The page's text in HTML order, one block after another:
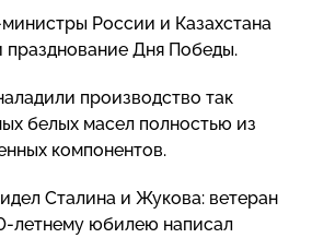
России и Казахстана
празднование Дня Победы.
производство так
белых масел полностью из
компонентов.
Сталина и Жукова: ветеран
летнему юбилею написал